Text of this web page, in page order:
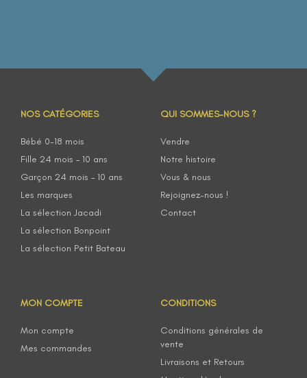
NOS CATÉGORIES
Bébé 0-18 mois
Fille 24 mois – 10 ans
Garçon 24 mois – 10 ans
Les marques
La sélection Jacadi
La sélection Bonpoint
La sélection Petit Bateau
QUI SOMMES-NOUS ?
Vendre
Notre histoire
Vous & nous
Rejoignez-nous !
Contact
MON COMPTE
Mon compte
Mes commandes
CONDITIONS
Conditions générales de
vente
Livraisons et Retours